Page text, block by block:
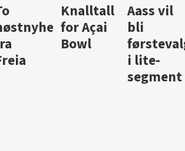
Aass vil
bli
førstevalg
i lite-
Brus og
jus fra
Berentsen
Hard
iste fra
Hansa